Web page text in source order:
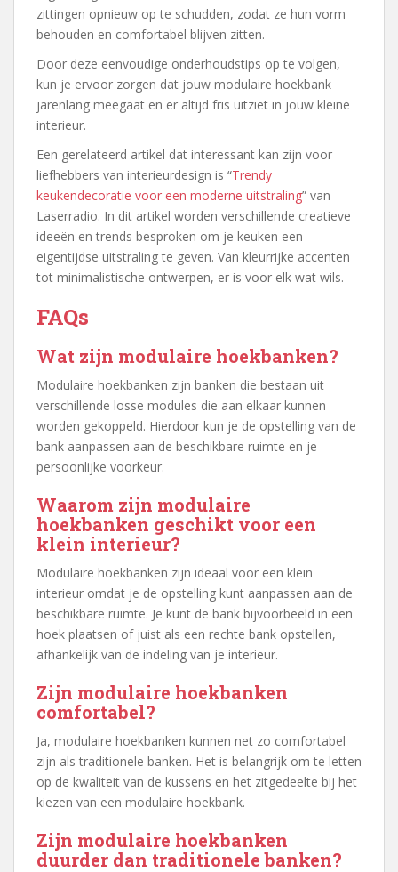
zittingen opnieuw op te schudden, zodat ze hun vorm
behouden en comfortabel blijven zitten.
Door deze eenvoudige onderhoudstips op te volgen,
kun je ervoor zorgen dat jouw modulaire hoekbank
jarenlang meegaat en er altijd fris uitziet in jouw kleine
interieur.
Een gerelateerd artikel dat interessant kan zijn voor
liefhebbers van interieurdesign is “Trendy
keukendecoratie voor een moderne uitstraling” van
Laserradio. In dit artikel worden verschillende creatieve
ideeën en trends besproken om je keuken een
eigentijdse uitstraling te geven. Van kleurrijke accenten
tot minimalistische ontwerpen, er is voor elk wat wils.
FAQs
Wat zijn modulaire hoekbanken?
Modulaire hoekbanken zijn banken die bestaan uit
verschillende losse modules die aan elkaar kunnen
worden gekoppeld. Hierdoor kun je de opstelling van de
bank aanpassen aan de beschikbare ruimte en je
persoonlijke voorkeur.
Waarom zijn modulaire
hoekbanken geschikt voor een
klein interieur?
Modulaire hoekbanken zijn ideaal voor een klein
interieur omdat je de opstelling kunt aanpassen aan de
beschikbare ruimte. Je kunt de bank bijvoorbeeld in een
hoek plaatsen of juist als een rechte bank opstellen,
afhankelijk van de indeling van je interieur.
Zijn modulaire hoekbanken
comfortabel?
Ja, modulaire hoekbanken kunnen net zo comfortabel
zijn als traditionele banken. Het is belangrijk om te letten
op de kwaliteit van de kussens en het zitgedeelte bij het
kiezen van een modulaire hoekbank.
Zijn modulaire hoekbanken
duurder dan traditionele banken?